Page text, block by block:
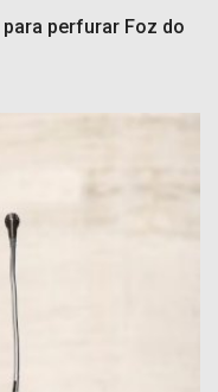
perfurar Foz do